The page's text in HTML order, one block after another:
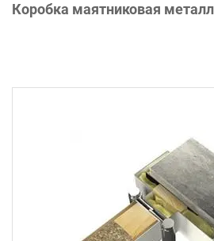
Коробка маятниковая